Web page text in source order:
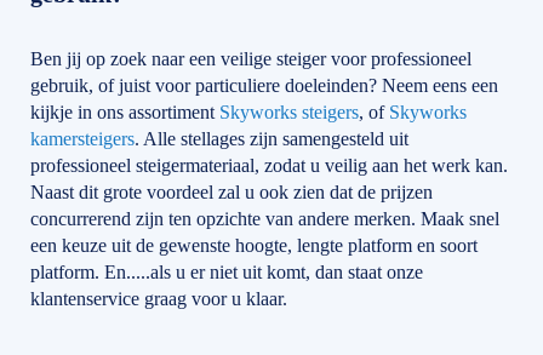
Ben jij op zoek naar een veilige steiger voor professioneel
gebruik, of juist voor particuliere doeleinden? Neem eens een
kijkje in ons assortiment Skyworks steigers, of Skyworks
kamersteigers. Alle stellages zijn samengesteld uit
professioneel steigermateriaal, zodat u veilig aan het werk kan.
Naast dit grote voordeel zal u ook zien dat de prijzen
concurrerend zijn ten opzichte van andere merken. Maak snel
een keuze uit de gewenste hoogte, lengte platform en soort
platform. En.....als u er niet uit komt, dan staat onze
klantenservice graag voor u klaar.